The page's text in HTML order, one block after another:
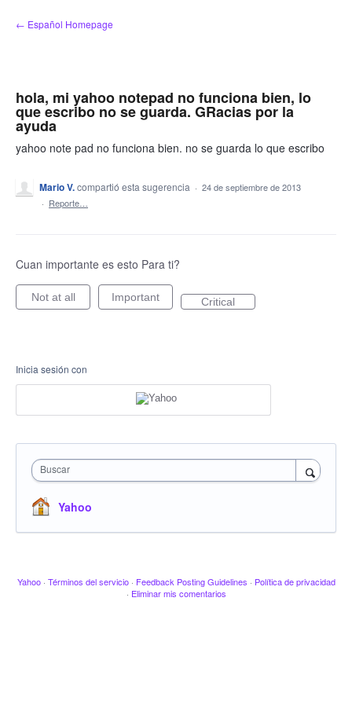
saltar
al
← Español Homepage
hola, mi yahoo notepad no funciona bien, lo
que escribo no se guarda. GRacias por la
ayuda
yahoo note pad no funciona bien. no se guarda lo que escribo
Mario V.compartió esta sugerencia · 24 de septiembre de 2013
· Reporte…
Cuan importante es esto Para ti?
Not at all Important Critical
Inicia sesión con
Buscar
Yahoo
Yahoo · Términos del servicio · Feedback Posting Guidelines · Política de privacidad
· Eliminar mis comentarios